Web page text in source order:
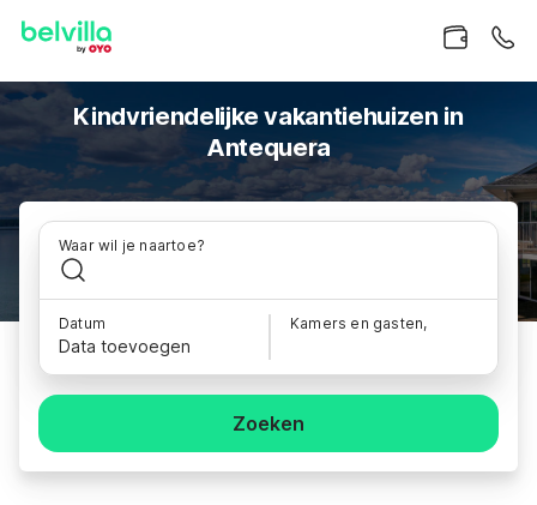
Kindvriendelijke vakantiehuizen in
Antequera
Waar wil je naartoe?
Datum
Data toevoegen
Kamers en gasten,
Zoeken